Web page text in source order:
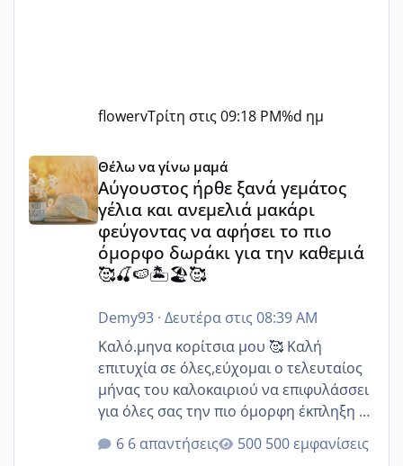
flowervΤρίτη στις 09:18 PM%d ημ
Αύγουστος ήρθε ξανά γεμάτος γέλια και ανεμελιά
Θέλω να γίνω μαμά
Αύγουστος ήρθε ξανά γεμάτος
γέλια και ανεμελιά μακάρι
φεύγοντας να αφήσει το πιο
όμορφο δωράκι για την καθεμιά
🥰🍒🍉🏝️🏖️🥰
Demy93· Δευτέρα στις 08:39 AM
Καλό.μηνα κορίτσια μου 🥰 Καλή
επιτυχία σε όλες,εύχομαι ο τελευταίος
μήνας του καλοκαιριού να επιφυλάσσει
για όλες σας την πιο όμορφη έκπληξη 🧿
@Elk @Melikara86 @Παρασκευαιδου
@Zenia z @melitiniღ @Christi.D.
6 απαντήσεις 500 εμφανίσεις